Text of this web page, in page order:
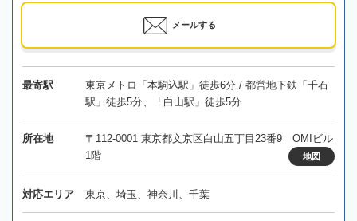
メールする
最寄駅
東京メトロ「本駒込駅」徒歩6分 / 都営地下鉄「千石
駅」徒歩5分、「白山駅」徒歩5分
所在地
〒112-0001 東京都文京区白山五丁目23番9 OMIビル
1階
地図
対応エリア 東京、埼玉、神奈川、千葉